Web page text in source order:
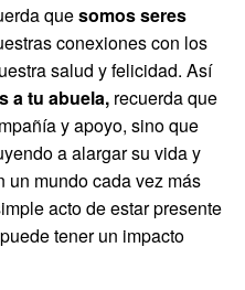
quesomos seres
conexiones con los
salud y felicidad. Así
a tu abuela, recuerda que
y apoyo, sino que
a alargar su vida y
un mundo cada vez más
acto de estar presente
tener un impacto